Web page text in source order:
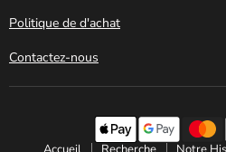
Politique de d'achat
Contactez-nous